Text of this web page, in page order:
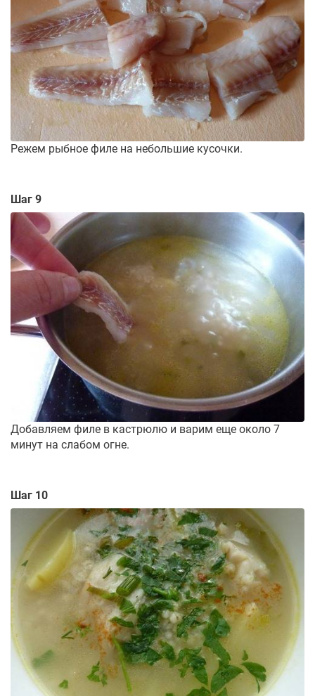
Режем рыбное филе на небольшие кусочки.
Шаг 9
Добавляем филе в кастрюлю и варим еще около 7
минут на слабом огне.
Шаг 10